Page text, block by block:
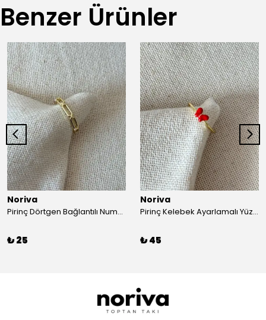
Benzer Ürünler
Noriva
Pirinç Dörtgen Bağlantılı Numaralı Yüzük
₺ 25
Noriva
Pirinç Kelebek Ayarlamalı Yüzük
₺ 45